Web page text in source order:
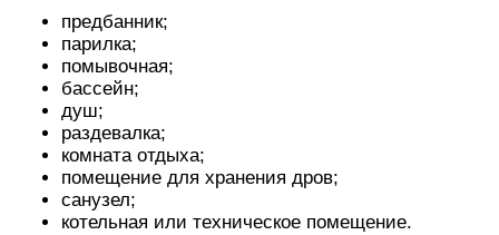
предбанник;
парилка;
помывочная;
бассейн;
душ;
раздевалка;
комната отдыха;
помещение для хранения дров;
санузел;
котельная или техническое помещение.